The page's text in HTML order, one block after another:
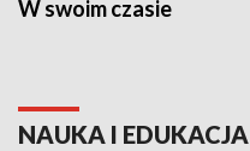
W swoim czasie
NAUKA I EDUKACJA